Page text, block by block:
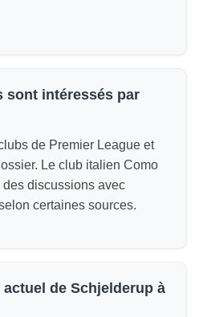
sont intéressés par
de Premier League et
Le club italien Como
discussions avec
certaines sources.
de Schjelderup à